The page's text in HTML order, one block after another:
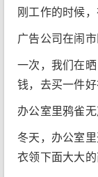
刚工作的时候
广告公司在闹
一次，我们在
钱，去买一件好
办公室里鸦雀
冬天，办公室
衣领下面大大